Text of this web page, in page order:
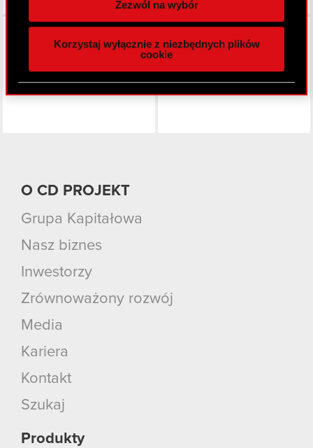
funkcje społecznościowe i analizować ruch w
naszej witrynie. Informacje o tym, jak korzystasz
z naszej witryny, udostępniamy partnerom
Partnerzy mogą połączyć te informacje z innymi
danymi otrzymanymi od Ciebie lub uzyskanymi
Zezwól na wybór
Korzystaj wyłącznie z niezbędnych plików
cookie
Facebook
O CD PROJEKT
Grupa Kapitałowa
Nasz biznes
Inwestorzy
Zrównoważony rozwój
Media
Kariera
Kontakt
Szukaj
Produkty